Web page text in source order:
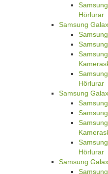
Hörlurar
Samsung
Hörlurar
Samsung
Hörlurar
Samsung